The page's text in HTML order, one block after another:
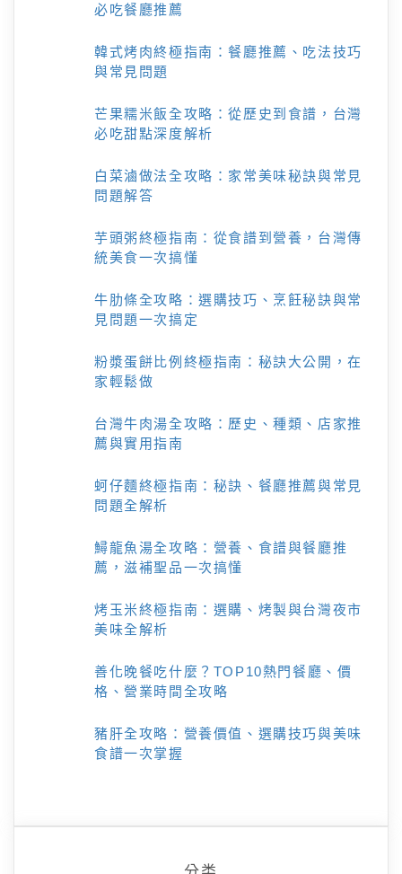
必吃餐廳推薦
韓式烤肉終極指南：餐廳推薦、吃法技巧
與常見問題
芒果糯米飯全攻略：從歷史到食譜，台灣
必吃甜點深度解析
白菜滷做法全攻略：家常美味秘訣與常見
問題解答
芋頭粥終極指南：從食譜到營養，台灣傳
統美食一次搞懂
牛肋條全攻略：選購技巧、烹飪秘訣與常
見問題一次搞定
粉漿蛋餅比例終極指南：秘訣大公開，在
家輕鬆做
台灣牛肉湯全攻略：歷史、種類、店家推
薦與實用指南
蚵仔麵終極指南：秘訣、餐廳推薦與常見
問題全解析
鱘龍魚湯全攻略：營養、食譜與餐廳推
薦，滋補聖品一次搞懂
烤玉米終極指南：選購、烤製與台灣夜市
美味全解析
善化晚餐吃什麼？TOP10熱門餐廳、價
格、營業時間全攻略
豬肝全攻略：營養價值、選購技巧與美味
食譜一次掌握